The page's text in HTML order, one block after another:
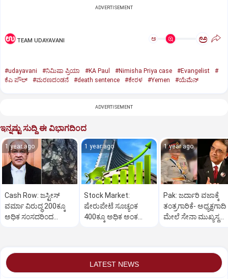
ADVERTISEMENT
TEAM UDAYAVANI ಅ ಅ
#udayavani #ನಿಮಿಷಾ ಪ್ರಿಯಾ #KA Paul #Nimisha Priya case #Evangelist
#
ಕೆಎ ಪೌಲ್
#ಮರಣದಂಡನೆ #death sentence #ಕೇರಳ #Yemen #ಯೆಮೆನ್‌
ADVERTISEMENT
ಇನ್ನಷ್ಟು ಸುದ್ದಿ ಈ ವಿಭಾಗದಿಂದ
1 year ago
Cash Row: ಜಸ್ಟೀಸ್‌
ವರ್ಮಾ ವಿರುದ್ಧ 200ಕ್ಕೂ
ಅಧಿಕ ಸಂಸದರಿಂದ
1 year ago
Stock Market:
ಷೇರುಪೇಟೆ ಸೂಚ್ಯಂಕ
400ಕ್ಕೂ ಅಧಿಕ ಅಂಕ
1 year ago
Pak: ಜರ್ದಾರಿ ವಜಾಕ್ಕೆ
ತಂತ್ರಗಾರಿಕೆ- ಅಧ್ಯಕ್ಷಗಾದಿ
ಮೇಲೆ ಸೇನಾ ಮುಖ್ಯಸ್ಥ
LATEST NEWS